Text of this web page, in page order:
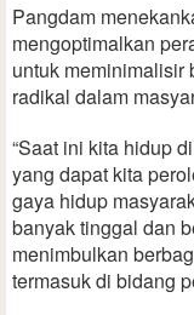
Pangdam
mengoptimalkan
untuk meminimalisir
radikal dalam
“Saat ini kita hidup
yang dapat kita
gaya hidup
banyak tinggal dan
menimbulkan
termasuk di bidang